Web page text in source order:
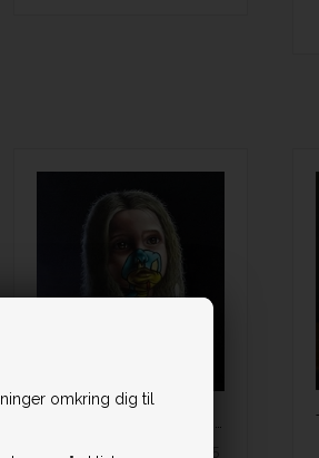
omkring dig til
The Inner Glow - Hans Henrik Fischer